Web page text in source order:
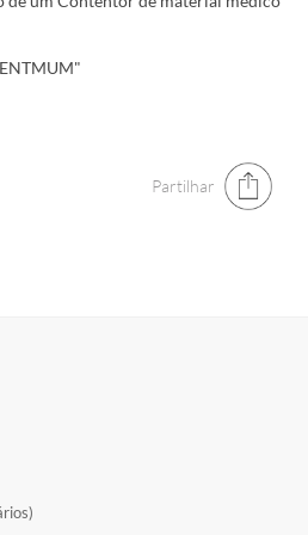
Partilhar